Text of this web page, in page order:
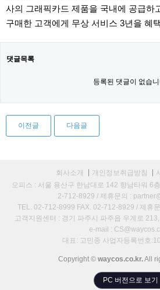
사의 그래픽카드 제품을 국내에 공급하
구매한 고객에게 무상 서비스 3년을 혜
댓글목록
등록된 댓글이 없습
이전글 다음글
회사소개 개인정보취급방침
오피스 : 서울 용산구 한남대로 142 향남타워 6
2-712-8929 / 제휴문의 :
TEL. 02-712-8999 FAX. 02-712-8929 / 제휴
고객지원센터 : 경기 파주시 파주읍 우계로
e-mail :
대표: 고민종 사업자등록번호
Copyright © waycos.co.kr.All
PC 버전으로 보기